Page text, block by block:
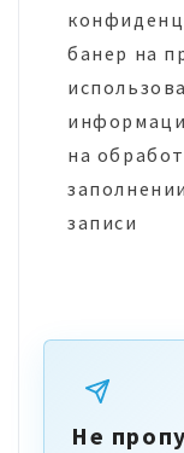
банер на
на
записи
Не